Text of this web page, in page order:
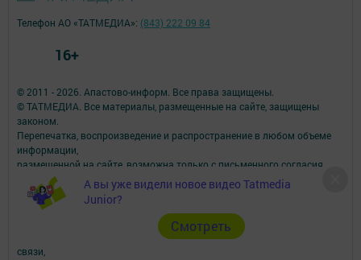
А вы уже видели новое видео Tatmedia
Junior?
Cмотреть
© 2011 - 2026. Апастово-информ. Все права защищены.
© ТАТМЕДИА. Все материалы, размещенные на сайте, защищены
законом.
Перепечатка, воспроизведение и распространение в любом объеме
информации,
размещенной на сайте, возможна только с письменного согласия
редакций СМИ.
При поддержке Республиканского агентства по печати и массовым
коммуникациям.
Наименование СМИ: Апастово-информ
СМИ зарегистрировано Федеральной службой по надзору в сфере
связи,
Телефон АО «ТАТМЕДИА»: (843) 222 09 84
16+